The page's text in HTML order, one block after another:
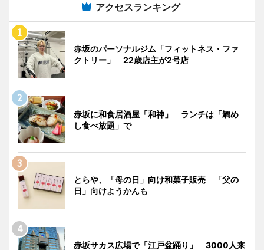
アクセスランキング
赤坂のパーソナルジム「フィットネス・ファ
クトリー」 22歳店主が2号店
赤坂に和食居酒屋「和神」 ランチは「鯛め
し食べ放題」で
とらや、「母の日」向け和菓子販売 「父の
日」向けようかんも
赤坂サカス広場で「江戸盆踊り」 3000人来